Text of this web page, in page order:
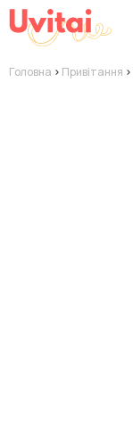
Головна > Привітання >